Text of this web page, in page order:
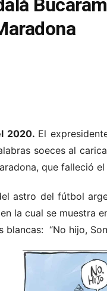
2020. El
soeces al
que falleció
astro del fútbol
la cual se muestra
blancas: “No hijo,